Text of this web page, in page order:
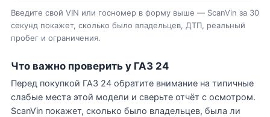
Введите свой VIN или госномер в форму выше — ScanVin за 30
секунд покажет, сколько было владельцев, ДТП, реальный
пробег и ограничения.
Что важно проверить у ГАЗ 24
Перед покупкой ГАЗ 24 обратите внимание на типичные
слабые места этой модели и сверьте отчёт с осмотром.
ScanVin покажет, сколько было владельцев, была ли